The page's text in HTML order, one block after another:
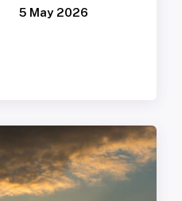
5 May 2026